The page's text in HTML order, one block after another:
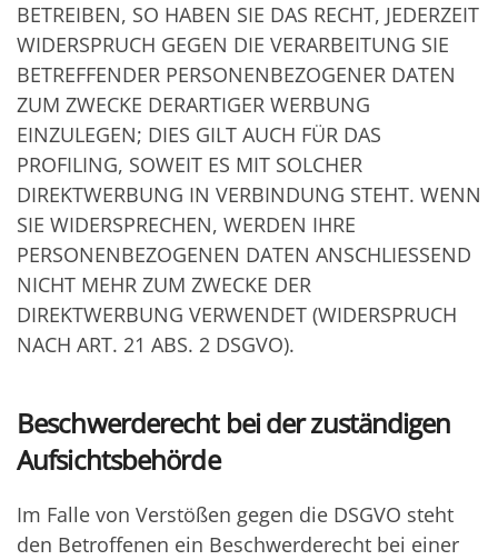
BETREIBEN, SO HABEN SIE DAS RECHT, JEDERZEIT
WIDERSPRUCH GEGEN DIE VERARBEITUNG SIE
BETREFFENDER PERSONENBEZOGENER DATEN
ZUM ZWECKE DERARTIGER WERBUNG
EINZULEGEN; DIES GILT AUCH FÜR DAS
PROFILING, SOWEIT ES MIT SOLCHER
DIREKTWERBUNG IN VERBINDUNG STEHT. WENN
SIE WIDERSPRECHEN, WERDEN IHRE
PERSONENBEZOGENEN DATEN ANSCHLIESSEND
NICHT MEHR ZUM ZWECKE DER
DIREKTWERBUNG VERWENDET (WIDERSPRUCH
NACH ART. 21 ABS. 2 DSGVO).
Beschwerde­recht bei der zuständigen
Aufsichts­behörde
Im Falle von Verstößen gegen die DSGVO steht
den Betroffenen ein Beschwerderecht bei einer